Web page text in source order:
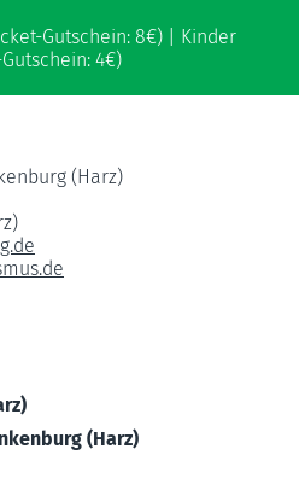
Gutschein: 8€) | Kinder
4€)
(Harz)
(Harz)